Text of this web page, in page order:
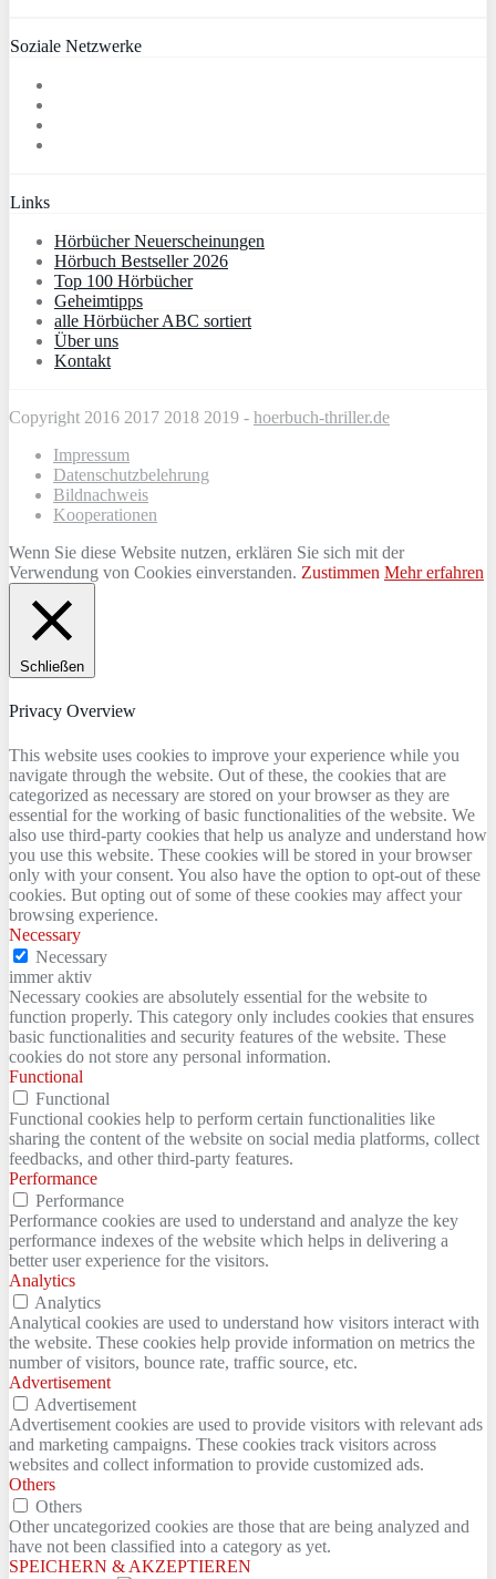
Soziale Netzwerke
Links
Hörbücher Neuerscheinungen
Hörbuch Bestseller 2026
Top 100 Hörbücher
Geheimtipps
alle Hörbücher ABC sortiert
Über uns
Kontakt
Copyright 2016 2017 2018 2019 - hoerbuch-thriller.de
Impressum
Datenschutzbelehrung
Bildnachweis
Kooperationen
Wenn Sie diese Website nutzen, erklären Sie sich mit der
Verwendung von Cookies einverstanden. Zustimmen Mehr erfahren
Schließen
Privacy Overview
This website uses cookies to improve your experience while you
navigate through the website. Out of these, the cookies that are
categorized as necessary are stored on your browser as they are
essential for the working of basic functionalities of the website. We
also use third-party cookies that help us analyze and understand how
you use this website. These cookies will be stored in your browser
only with your consent. You also have the option to opt-out of these
cookies. But opting out of some of these cookies may affect your
browsing experience.
Necessary
Necessary
immer aktiv
Necessary cookies are absolutely essential for the website to
function properly. This category only includes cookies that ensures
basic functionalities and security features of the website. These
cookies do not store any personal information.
Functional
Functional
Functional cookies help to perform certain functionalities like
sharing the content of the website on social media platforms, collect
feedbacks, and other third-party features.
Performance
Performance
Performance cookies are used to understand and analyze the key
performance indexes of the website which helps in delivering a
better user experience for the visitors.
Analytics
Analytics
Analytical cookies are used to understand how visitors interact with
the website. These cookies help provide information on metrics the
number of visitors, bounce rate, traffic source, etc.
Advertisement
Advertisement
Advertisement cookies are used to provide visitors with relevant ads
and marketing campaigns. These cookies track visitors across
websites and collect information to provide customized ads.
Others
Others
Other uncategorized cookies are those that are being analyzed and
have not been classified into a category as yet.
SPEICHERN & AKZEPTIEREN